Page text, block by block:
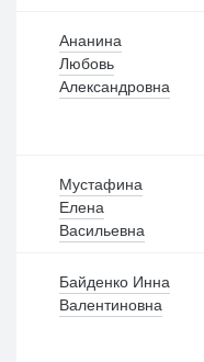
Ананина
Любовь
Александровна
Мустафина
Елена
Васильевна
Байденко Инна
Валентиновна